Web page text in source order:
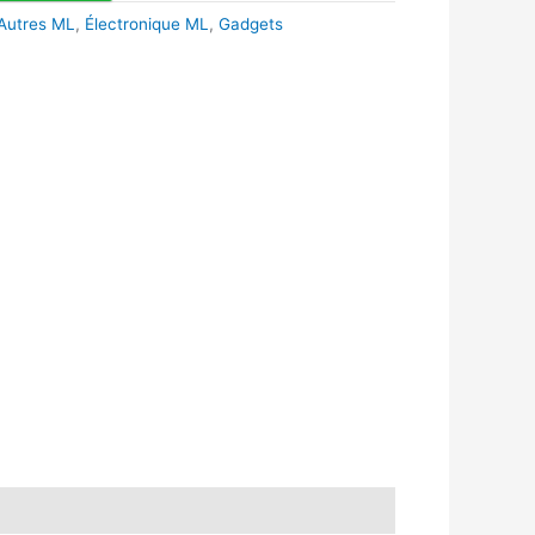
ML, Électronique ML,Gadgets